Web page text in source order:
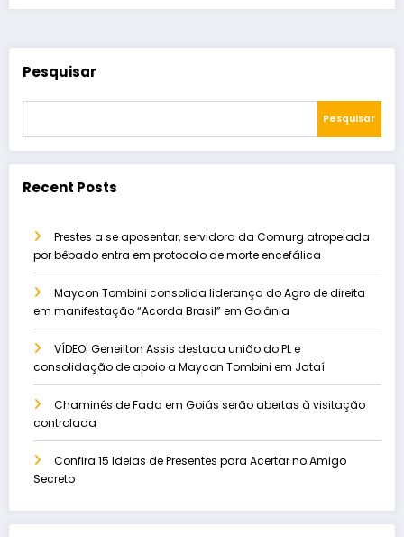
Pesquisar
Pesquisar
Recent Posts
Prestes a se aposentar, servidora da Comurg atropelada
por bêbado entra em protocolo de morte encefálica
Maycon Tombini consolida liderança do Agro de direita
em manifestação “Acorda Brasil” em Goiânia
VÍDEO| Geneilton Assis destaca união do PL e
consolidação de apoio a Maycon Tombini em Jataí
Chaminés de Fada em Goiás serão abertas à visitação
controlada
Confira 15 Ideias de Presentes para Acertar no Amigo
Secreto